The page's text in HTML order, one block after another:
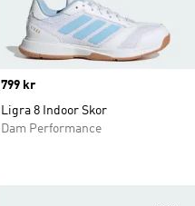
Price
799 kr
Ligra 8 Indoor Skor
Dam Performance